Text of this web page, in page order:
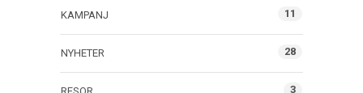
KAMPANJ 11
NYHETER 28
3